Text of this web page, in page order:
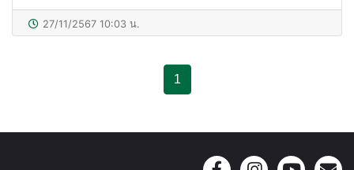
27/11/2567 10:03 น.
1